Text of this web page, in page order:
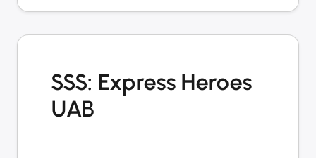
SSS: Express Heroes
UAB